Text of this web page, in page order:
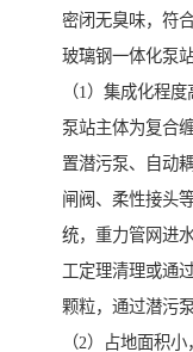
密闭无臭味，符
玻璃钢一体化泵
（1）集成化程
泵站主体为复合
置潜污泵、自动
闸阀、柔性接头
统，重力管网进
工定理清理或通
颗粒，通过潜污
（2）占地面积